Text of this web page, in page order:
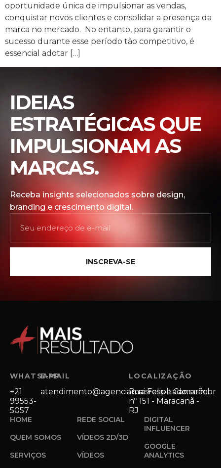
oportunidade única de impulsionar as vendas,
conquistar novos clientes e consolidar a presença da
marca no mercado. No entanto, para garantir o
sucesso durante esse período tão competitivo, é
essencial adotar […]
IDEIAS
ESTRATÉGICAS QUE
IMPULSIONAM AS
MARCAS.
Receba insights selecionados sobre design,
branding e crescimento digital.
INSCREVA-SE
WHATSAPP
+21
99553-
5057
E-MAIL
atendimento@agenciamaisresultado.com.br
LOCALIZAÇÃO
Rua Felipe Camarão
nº 151 - Maracanã -
RJ
HOME
QUEM SOMOS
SERVIÇOS
REDE SOCIAL
VÍDEOS 2D/3D
VÍDEOS
DIGITAL
INFLUENCER
GOOGLE
ANALYTICS